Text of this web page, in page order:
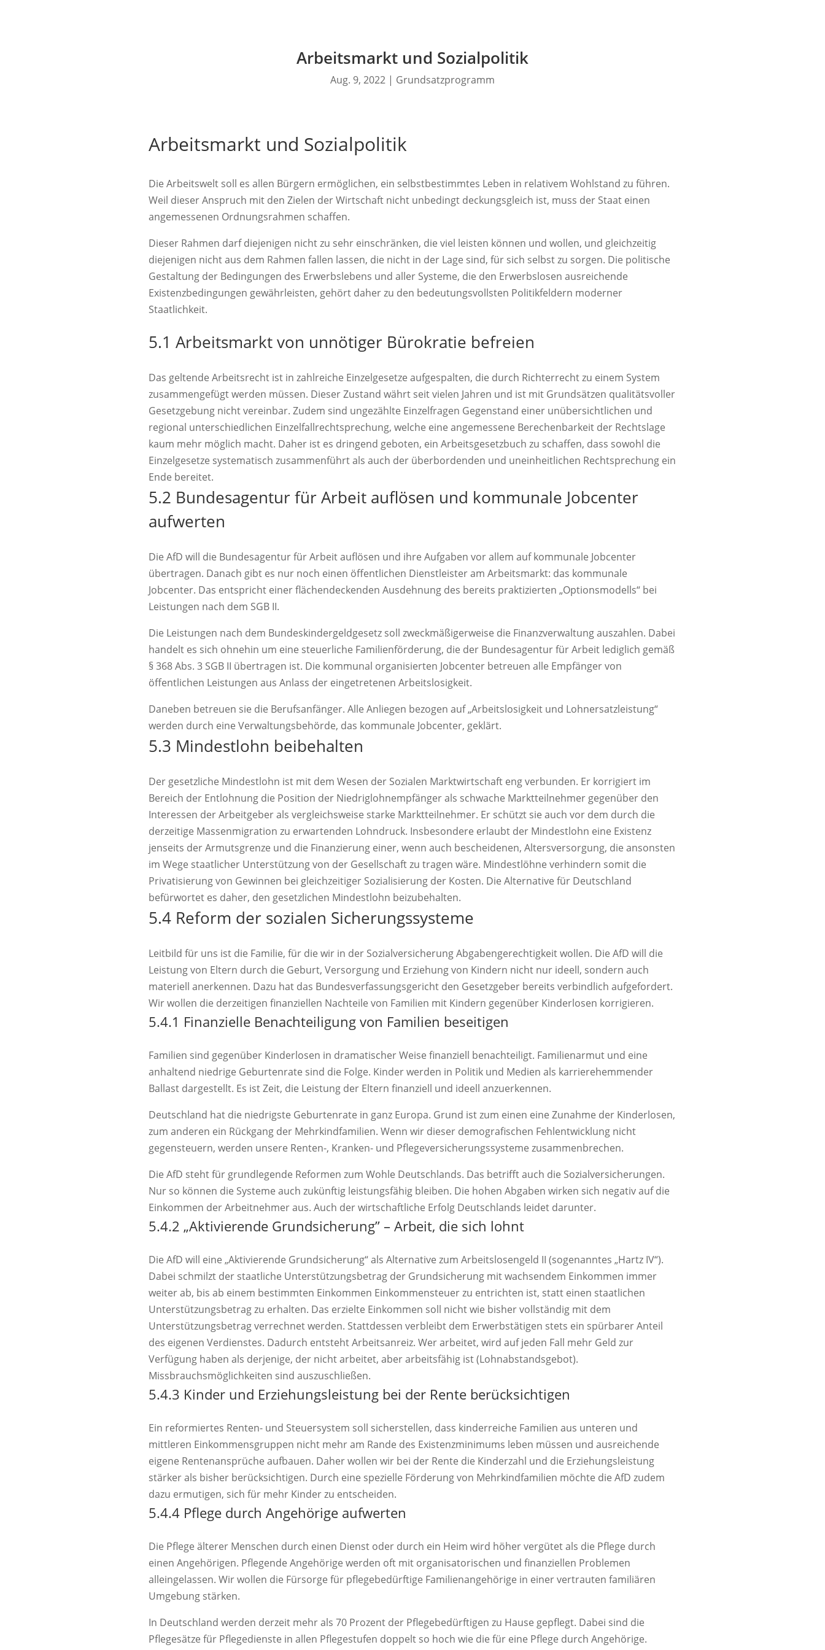
Arbeitsmarkt und Sozialpolitik
Aug. 9, 2022 | Grundsatzprogramm
Arbeitsmarkt und Sozialpolitik
Die Arbeitswelt soll es allen Bürgern ermöglichen, ein selbstbestimmtes Leben in relativem Wohlstand zu führen.
Weil dieser Anspruch mit den Zielen der Wirtschaft nicht unbedingt deckungsgleich ist, muss der Staat einen
angemessenen Ordnungsrahmen schaffen.
Dieser Rahmen darf diejenigen nicht zu sehr einschränken, die viel leisten können und wollen, und gleichzeitig
diejenigen nicht aus dem Rahmen fallen lassen, die nicht in der Lage sind, für sich selbst zu sorgen. Die politische
Gestaltung der Bedingungen des Erwerbslebens und aller Systeme, die den Erwerbslosen ausreichende
Existenzbedingungen gewährleisten, gehört daher zu den bedeutungsvollsten Politikfeldern moderner
Staatlichkeit.
5.1 Arbeitsmarkt von unnötiger Bürokratie befreien
Das geltende Arbeitsrecht ist in zahlreiche Einzelgesetze aufgespalten, die durch Richterrecht zu einem System
zusammengefügt werden müssen. Dieser Zustand währt seit vielen Jahren und ist mit Grundsätzen qualitätsvoller
Gesetzgebung nicht vereinbar. Zudem sind ungezählte Einzelfragen Gegenstand einer unübersichtlichen und
regional unterschiedlichen Einzelfallrechtsprechung, welche eine angemessene Berechenbarkeit der Rechtslage
kaum mehr möglich macht. Daher ist es dringend geboten, ein Arbeitsgesetzbuch zu schaffen, dass sowohl die
Einzelgesetze systematisch zusammenführt als auch der überbordenden und uneinheitlichen Rechtsprechung ein
Ende bereitet.
5.2 Bundesagentur für Arbeit auflösen und kommunale Jobcenter
aufwerten
Die AfD will die Bundesagentur für Arbeit auflösen und ihre Aufgaben vor allem auf kommunale Jobcenter
übertragen. Danach gibt es nur noch einen öffentlichen Dienstleister am Arbeitsmarkt: das kommunale
Jobcenter. Das entspricht einer flächendeckenden Ausdehnung des bereits praktizierten „Optionsmodells“ bei
Leistungen nach dem SGB II.
Die Leistungen nach dem Bundeskindergeldgesetz soll zweckmäßigerweise die Finanzverwaltung auszahlen. Dabei
handelt es sich ohnehin um eine steuerliche Familienförderung, die der Bundesagentur für Arbeit lediglich gemäß
§ 368 Abs. 3 SGB II übertragen ist. Die kommunal organisierten Jobcenter betreuen alle Empfänger von
öffentlichen Leistungen aus Anlass der eingetretenen Arbeitslosigkeit.
Daneben betreuen sie die Berufsanfänger. Alle Anliegen bezogen auf „Arbeitslosigkeit und Lohnersatzleistung“
werden durch eine Verwaltungsbehörde, das kommunale Jobcenter, geklärt.
5.3 Mindestlohn beibehalten
Der gesetzliche Mindestlohn ist mit dem Wesen der Sozialen Marktwirtschaft eng verbunden. Er korrigiert im
Bereich der Entlohnung die Position der Niedriglohnempfänger als schwache Marktteilnehmer gegenüber den
Interessen der Arbeitgeber als vergleichsweise starke Marktteilnehmer. Er schützt sie auch vor dem durch die
derzeitige Massenmigration zu erwartenden Lohndruck. Insbesondere erlaubt der Mindestlohn eine Existenz
jenseits der Armutsgrenze und die Finanzierung einer, wenn auch bescheidenen, Altersversorgung, die ansonsten
im Wege staatlicher Unterstützung von der Gesellschaft zu tragen wäre. Mindestlöhne verhindern somit die
Privatisierung von Gewinnen bei gleichzeitiger Sozialisierung der Kosten. Die Alternative für Deutschland
befürwortet es daher, den gesetzlichen Mindestlohn beizubehalten.
5.4 Reform der sozialen Sicherungssysteme
Leitbild für uns ist die Familie, für die wir in der Sozialversicherung Abgabengerechtigkeit wollen. Die AfD will die
Leistung von Eltern durch die Geburt, Versorgung und Erziehung von Kindern nicht nur ideell, sondern auch
materiell anerkennen. Dazu hat das Bundesverfassungsgericht den Gesetzgeber bereits verbindlich aufgefordert.
Wir wollen die derzeitigen finanziellen Nachteile von Familien mit Kindern gegenüber Kinderlosen korrigieren.
5.4.1 Finanzielle Benachteiligung von Familien beseitigen
Familien sind gegenüber Kinderlosen in dramatischer Weise finanziell benachteiligt. Familienarmut und eine
anhaltend niedrige Geburtenrate sind die Folge. Kinder werden in Politik und Medien als karrierehemmender
Ballast dargestellt. Es ist Zeit, die Leistung der Eltern finanziell und ideell anzuerkennen.
Deutschland hat die niedrigste Geburtenrate in ganz Europa. Grund ist zum einen eine Zunahme der Kinderlosen,
zum anderen ein Rückgang der Mehrkindfamilien. Wenn wir dieser demografischen Fehlentwicklung nicht
gegensteuern, werden unsere Renten-, Kranken- und Pflegeversicherungssysteme zusammenbrechen.
Die AfD steht für grundlegende Reformen zum Wohle Deutschlands. Das betrifft auch die Sozialversicherungen.
Nur so können die Systeme auch zukünftig leistungsfähig bleiben. Die hohen Abgaben wirken sich negativ auf die
Einkommen der Arbeitnehmer aus. Auch der wirtschaftliche Erfolg Deutschlands leidet darunter.
5.4.2 „Aktivierende Grundsicherung” – Arbeit, die sich lohnt
Die AfD will eine „Aktivierende Grundsicherung“ als Alternative zum Arbeitslosengeld II (sogenanntes „Hartz IV“).
Dabei schmilzt der staatliche Unterstützungsbetrag der Grundsicherung mit wachsendem Einkommen immer
weiter ab, bis ab einem bestimmten Einkommen Einkommensteuer zu entrichten ist, statt einen staatlichen
Unterstützungsbetrag zu erhalten. Das erzielte Einkommen soll nicht wie bisher vollständig mit dem
Unterstützungsbetrag verrechnet werden. Stattdessen verbleibt dem Erwerbstätigen stets ein spürbarer Anteil
des eigenen Verdienstes. Dadurch entsteht Arbeitsanreiz. Wer arbeitet, wird auf jeden Fall mehr Geld zur
Verfügung haben als derjenige, der nicht arbeitet, aber arbeitsfähig ist (Lohnabstandsgebot).
Missbrauchsmöglichkeiten sind auszuschließen.
5.4.3 Kinder und Erziehungsleistung bei der Rente berücksichtigen
Ein reformiertes Renten- und Steuersystem soll sicherstellen, dass kinderreiche Familien aus unteren und
mittleren Einkommensgruppen nicht mehr am Rande des Existenzminimums leben müssen und ausreichende
eigene Rentenansprüche aufbauen. Daher wollen wir bei der Rente die Kinderzahl und die Erziehungsleistung
stärker als bisher berücksichtigen. Durch eine spezielle Förderung von Mehrkindfamilien möchte die AfD zudem
dazu ermutigen, sich für mehr Kinder zu entscheiden.
5.4.4 Pflege durch Angehörige aufwerten
Die Pflege älterer Menschen durch einen Dienst oder durch ein Heim wird höher vergütet als die Pflege durch
einen Angehörigen. Pflegende Angehörige werden oft mit organisatorischen und finanziellen Problemen
alleingelassen. Wir wollen die Fürsorge für pflegebedürftige Familienangehörige in einer vertrauten familiären
Umgebung stärken.
In Deutschland werden derzeit mehr als 70 Prozent der Pflegebedürftigen zu Hause gepflegt. Dabei sind die
Pflegesätze für Pflegedienste in allen Pflegestufen doppelt so hoch wie die für eine Pflege durch Angehörige.